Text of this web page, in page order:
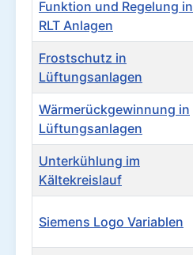
Funktion und Regelung in
RLT Anlagen
Frostschutz in
Lüftungsanlagen
Wärmerückgewinnung in
Lüftungsanlagen
Unterkühlung im
Kältekreislauf
Siemens Logo Variablen